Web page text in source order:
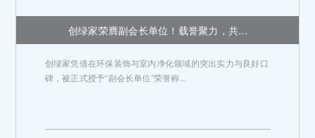
创绿家荣膺副会长单位！载誉聚力，共...
创绿家凭借在环保装饰与室内净化领域的突出实力与良好口
碑，被正式授予“副会长单位”荣誉称...